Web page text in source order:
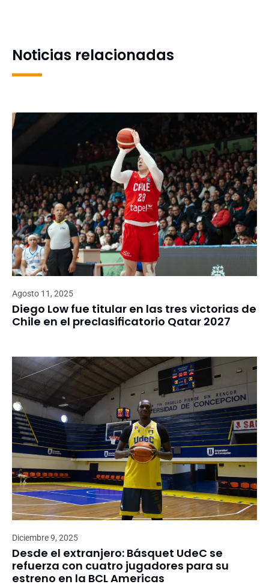
Noticias relacionadas
Agosto 11, 2025
Diego Low fue titular en las tres victorias de
Chile en el preclasificatorio Qatar 2027
Diciembre 9, 2025
Desde el extranjero: Básquet UdeC se
refuerza con cuatro jugadores para su
estreno en la BCL Americas